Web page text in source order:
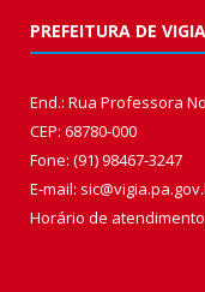
PREFEITURA DE
End.: Rua Professora
CEP: 68780-000
Fone: (91) 98467-3247
E-mail:
Horário de